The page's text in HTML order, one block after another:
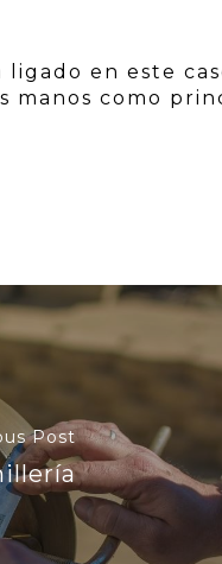
en este
manos como
Post